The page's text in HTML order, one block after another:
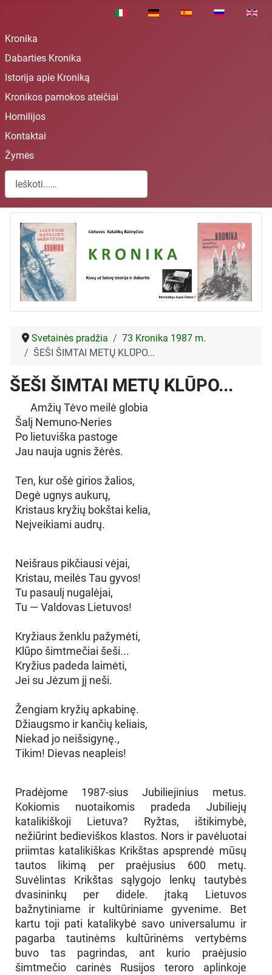
Pasirinkite savo kalbą
Kronika
Dabarties Kronika
Istorija apie Kroniką
Kronikos pamokos ateičiai
Homilijos
Kontaktai
Žymės
Paieška
Svetainės pradžia
73 Kronika 1987 m.
ŠEŠI ŠIMTAI METŲ KLŪPO...
ŠEŠI ŠIMTAI METŲ KLŪPO...
Amžių Tėvo meilė globia
Šalį Nemuno-Neries
Po lietuviška pastoge
Jau nauja ugnis žėrės.
Ten, kur ošė girios žalios,
Degė ugnys aukurų,
Kristaus kryžių bokštai kelia,
Neįveikiami audrų.
Neišraus pikčiausi vėjai,
Kristau, meilės Tau gyvos!
Tu pasaulį nugalėjai,
Tu — Valdovas Lietuvos!
Kryžiaus ženklu pažymėti,
Klūpo šimtmečiai šeši...
Kryžius padeda laimėti,
Jei su Jėzum jį neši.
Žengiam kryžių apkabinę.
Džiaugsmo ir kančių keliais,
Niekad jo neišsigynę.,
Tikim! Dievas neapleis!
Pradėjome 1987-sius Jubiliejinius metus.
Kokiomis nuotaikomis pradeda Jubiliejų
katalikiškoji Lietuva? Ryžtas, ištikimybė,
nežiūrint bedieviškos klastos. Nors ir pavėluotai
priimtas katalikiškas Krikštas apsprendė mūsų
tautos likimą per praėjusius 600 metų.
Suvėlintas Krikštas sąlygojo lenkų tautybės
dvasininkų per didele. įtaką Lietuvos
bažnytiniame ir kultūriniame gyvenime. Bet
kartu toji pati katalikybė savo universalumu ir
pagarba tautinėms kultūrinėms vertybėms
buvo tas pagrindas, ant kurio praėjusio
šimtmečio carinės Rusijos teroro aplinkoje